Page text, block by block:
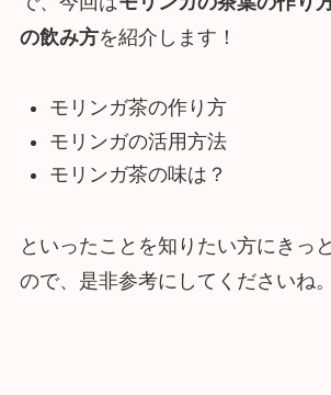
の飲み方を紹介します！
モリンガ茶の作り方
モリンガの活用方法
モリンガ茶の味は？
といったことを知りたい方にきっ
ので、是非参考にしてくださいね。